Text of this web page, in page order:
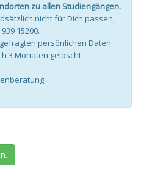
zu allen Studiengängen.
nicht für Dich passen,
15200.
persönlichen Daten
3 Monaten gelöscht.